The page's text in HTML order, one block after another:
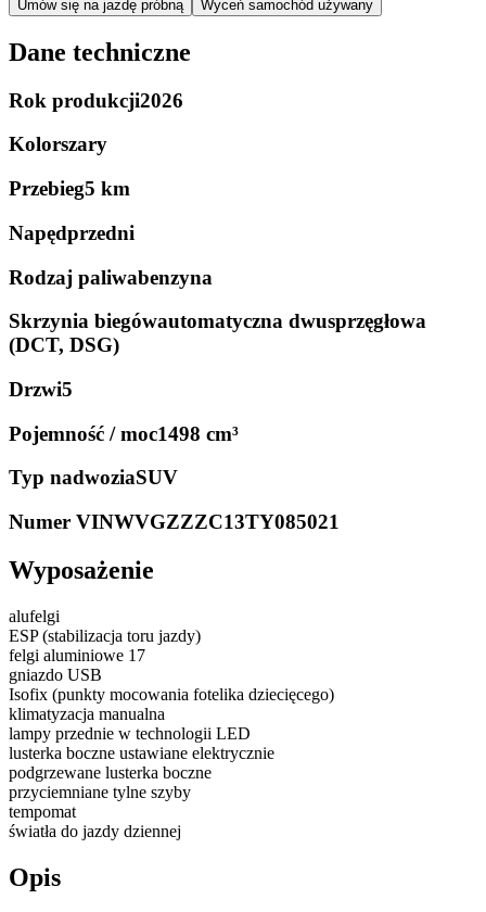
Umów się na jazdę próbną Wyceń samochód używany
Dane techniczne
Rok produkcji2026
Kolorszary
Przebieg5 km
Napędprzedni
Rodzaj paliwabenzyna
Skrzynia biegówautomatyczna dwusprzęgłowa
(DCT, DSG)
Drzwi5
Pojemność / moc1498 cm³
Typ nadwoziaSUV
Numer VINWVGZZZC13TY085021
Wyposażenie
alufelgi
ESP (stabilizacja toru jazdy)
felgi aluminiowe 17
gniazdo USB
Isofix (punkty mocowania fotelika dziecięcego)
klimatyzacja manualna
lampy przednie w technologii LED
lusterka boczne ustawiane elektrycznie
podgrzewane lusterka boczne
przyciemniane tylne szyby
tempomat
światła do jazdy dziennej
Opis